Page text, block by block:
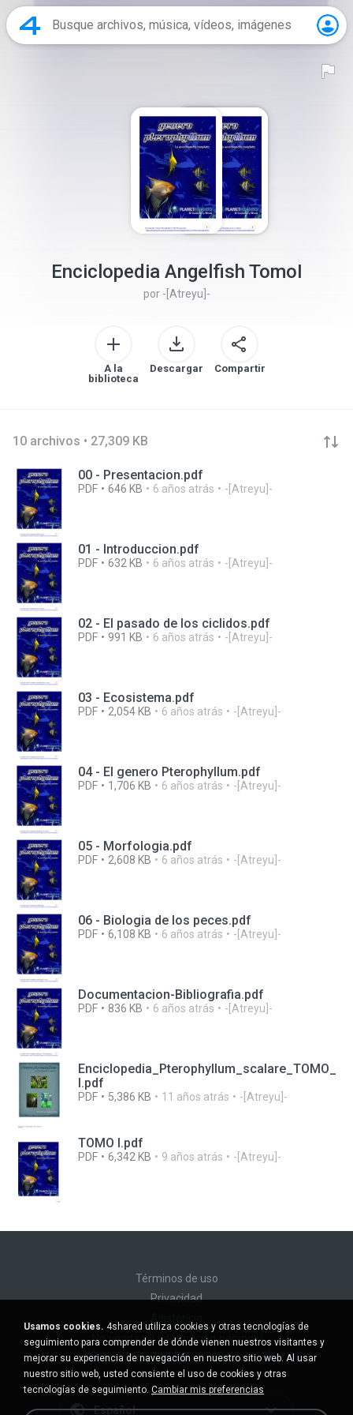
Enciclopedia Angelfish TomoI
por -[Atreyu]-
A la
biblioteca
Descargar Compartir
10 archivos • 27,309 KB
00 - Presentacion.pdf
PDF 646 KB 6 años atrás -[Atreyu]-
01 - Introduccion.pdf
PDF 632 KB 6 años atrás -[Atreyu]-
02 - El pasado de los ciclidos.pdf
PDF 991 KB 6 años atrás -[Atreyu]-
03 - Ecosistema.pdf
PDF 2,054 KB 6 años atrás -[Atreyu]-
04 - El genero Pterophyllum.pdf
PDF 1,706 KB 6 años atrás -[Atreyu]-
05 - Morfologia.pdf
PDF 2,608 KB 6 años atrás -[Atreyu]-
06 - Biologia de los peces.pdf
PDF 6,108 KB 6 años atrás -[Atreyu]-
Documentacion-Bibliografia.pdf
PDF 836 KB 6 años atrás -[Atreyu]-
Enciclopedia_Pterophyllum_scalare_TOMO_
I.pdf
PDF 5,386 KB 11 años atrás -[Atreyu]-
TOMO I.pdf
PDF 6,342 KB 9 años atrás -[Atreyu]-
Términos de uso
Privacidad
No venda mi información personal
No comparta mi información personal
Español
Usamos cookies. 4shared utiliza cookies y otras tecnologías de
seguimiento para comprender de dónde vienen nuestros visitantes y
mejorar su experiencia de navegación en nuestro sitio web. Al usar
nuestro sitio web, usted consiente el uso de cookies y otras
tecnologías de seguimiento. Cambiar mis preferencias